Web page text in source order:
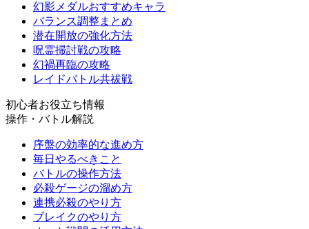
幻影メダルおすすめキャラ
バランス調整まとめ
潜在開放の強化方法
呪霊掃討戦の攻略
幻禍再臨の攻略
レイドバトル共祓戦
初心者お役立ち情報
操作・バトル解説
序盤の効率的な進め方
毎日やるべきこと
バトルの操作方法
必殺ゲージの溜め方
連携必殺のやり方
ブレイクのやり方